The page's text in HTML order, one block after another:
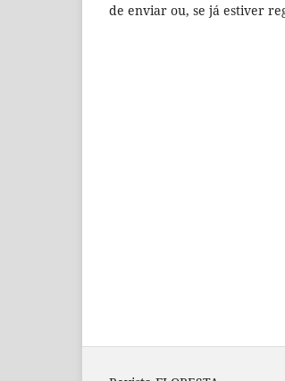
de enviar ou, se já estiver